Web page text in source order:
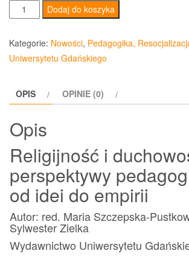
ilość
Religijność
i
duchowość
pedagogicznej
Dodaj do koszyka
Kategorie: Nowości, Pedagogika,
Uniwersytetu Gdańskiego
OPIS OPINIE (0)
Opis
Religijność i
perspektywy
od idei do empirii
Autor: red. Maria Szczepska-
Sylwester Zielka
Wydawnictwo Uniwersytetu